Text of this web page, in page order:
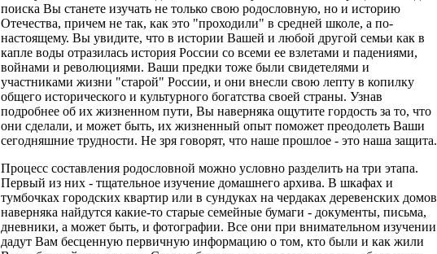
поиска Вы станете изучать не только свою родословную, но и историю
Отечества, причем не так, как это "проходили" в средней школе, а по-
настоящему. Вы увидите, что в истории Вашей и любой другой семьи как в
капле воды отразилась история России со всеми ее взлетами и падениями,
войнами и революциями. Ваши предки тоже были свидетелями и
участниками жизни "старой" России, и они внесли свою лепту в копилку
общего исторического и культурного богатства своей страны. Узнав
подробнее об их жизненном пути, Вы наверняка ощутите гордость за то, что
они сделали, и может быть, их жизненный опыт поможет преодолеть Ваши
сегодняшние трудности. Не зря говорят, что наше прошлое - это наша защита.
Процесс составления родословной можно условно разделить на три этапа.
Первый из них - тщательное изучение домашнего архива. В шкафах и
тумбочках городских квартир или в сундуках на чердаках деревенских домов
наверняка найдутся какие-то старые семейные бумаги - документы, письма,
дневники, а может быть, и фотографии. Все они при внимательном изучении
дадут Вам бесценную первичную информацию о том, кто были и как жили